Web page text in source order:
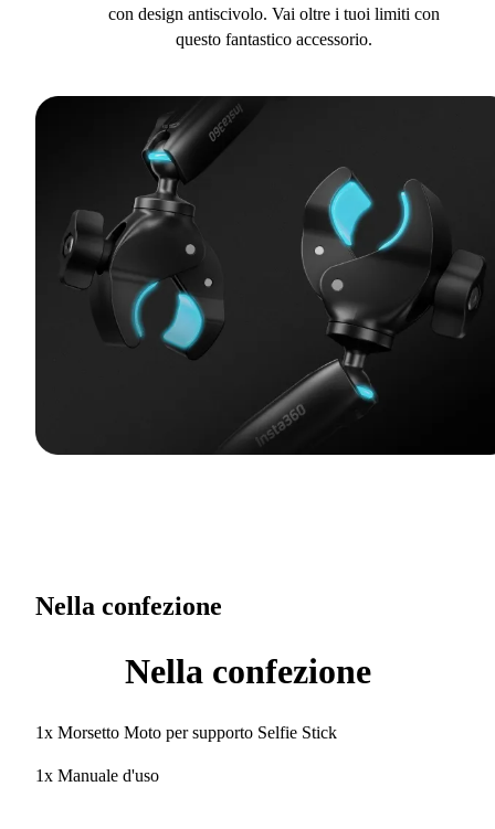
con design antiscivolo. Vai oltre i tuoi limiti con
questo fantastico accessorio.
Nella confezione
Nella confezione
1x Morsetto Moto per supporto Selfie Stick
1x Manuale d'uso